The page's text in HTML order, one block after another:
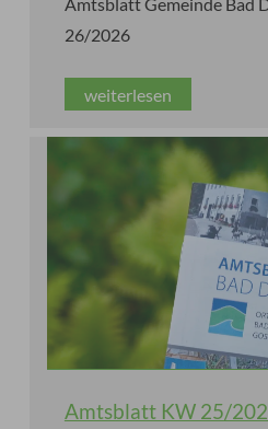
Amtsblatt Gemeinde Bad
26/2026
weiterlesen
Amtsblatt KW 25/